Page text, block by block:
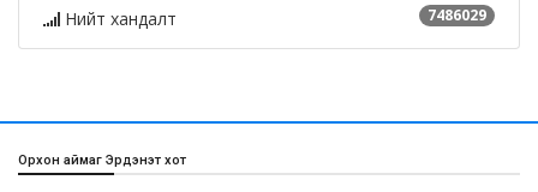
7486029
Нийт хандалт
Орхон аймаг Эрдэнэт хот